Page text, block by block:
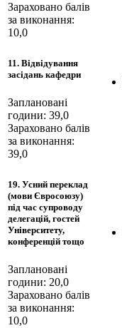
Зараховано балів
за виконання:
10,0
11. Відвідування
засідань кафедри
Заплановані
години: 39,0
Зараховано балів
за виконання:
39,0
19. Усний переклад
(мови Євросоюзу)
під час супроводу
делегацій, гостей
Університету,
конференцій тощо
Заплановані
години: 20,0
Зараховано балів
за виконання:
10,0